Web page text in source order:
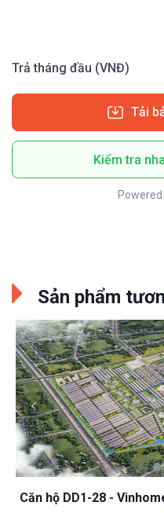
Trả tháng đầu (VNĐ)
Tải
Kiểm tra
Powered
Sản phẩm
Căn hộ DD1-28 -